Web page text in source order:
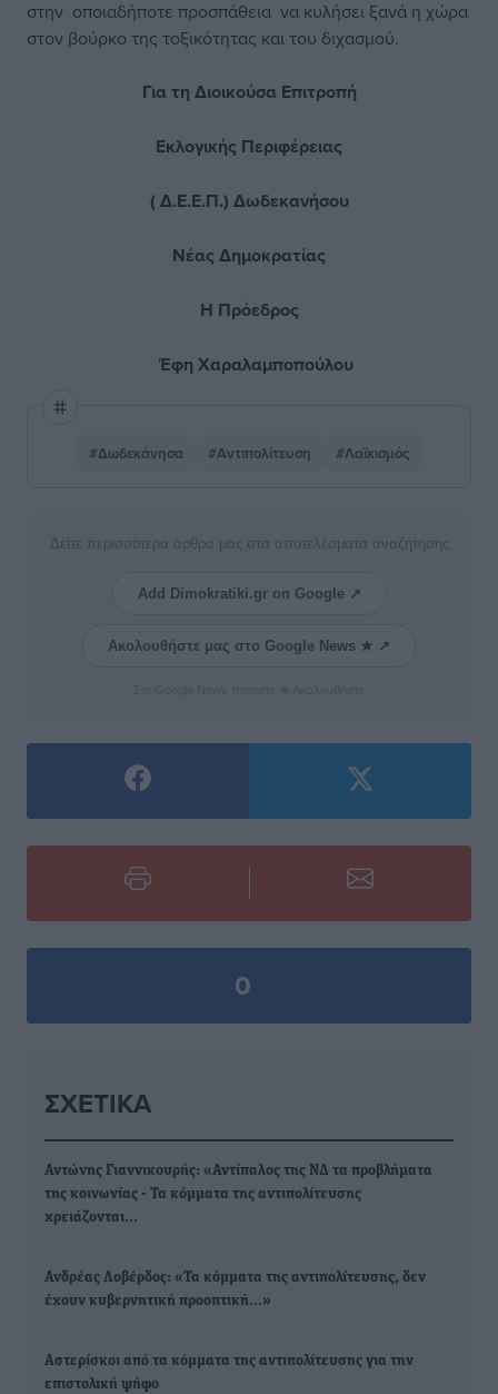
στην οποιαδήποτε προσπάθεια να κυλήσει ξανά η χώρα
στον βούρκο της τοξικότητας και του διχασμού.
Για τη Διοικούσα Επιτροπή
Εκλογικής Περιφέρειας
( Δ.Ε.Ε.Π.) Δωδεκανήσου
Νέας Δημοκρατίας
Η Πρόεδρος
Έφη Χαραλαμποπούλου
#Δωδεκάνησα #Αντιπολίτευση #Λαϊκισμός
Δείτε περισσότερα άρθρα μας στα αποτελέσματα αναζήτησης
Add Dimokratiki.gr on Google ↗
Ακολουθήστε μας στο Google News ★ ↗
0
ΣΧΕΤΙΚΆ
Αντώνης Γιαννικουρής: «Αντίπαλος της ΝΔ τα προβλήματα
της κοινωνίας - Τα κόμματα της αντιπολίτευσης
χρειάζονται…
Ανδρέας Λοβέρδος: «Τα κόμματα της αντιπολίτευσης, δεν
έχουν κυβερνητική προοπτική…»
Αστερίσκοι από τα κόμματα της αντιπολίτευσης για την
επιστολική ψήφο